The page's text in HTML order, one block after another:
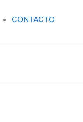
CONTACTO